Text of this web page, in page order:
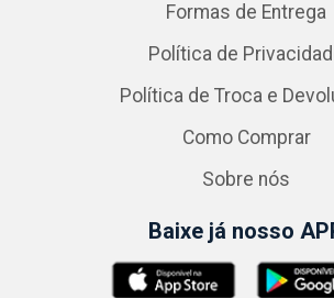
Formas de Entrega
Política de
Política de Troca e
Como Comprar
Sobre nós
Baixe já nosso